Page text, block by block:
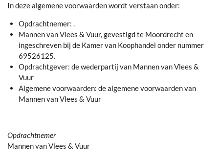
In deze algemene voorwaarden wordt verstaan onder:
Opdrachtnemer: .
Mannen van Vlees & Vuur, gevestigd te Moordrecht en
ingeschreven bij de Kamer van Koophandel onder nummer
69526125.
Opdrachtgever: de wederpartij van Mannen van Vlees &
Vuur
Algemene voorwaarden: de algemene voorwaarden van
Mannen van Vlees & Vuur
Opdrachtnemer
Mannen van Vlees & Vuur